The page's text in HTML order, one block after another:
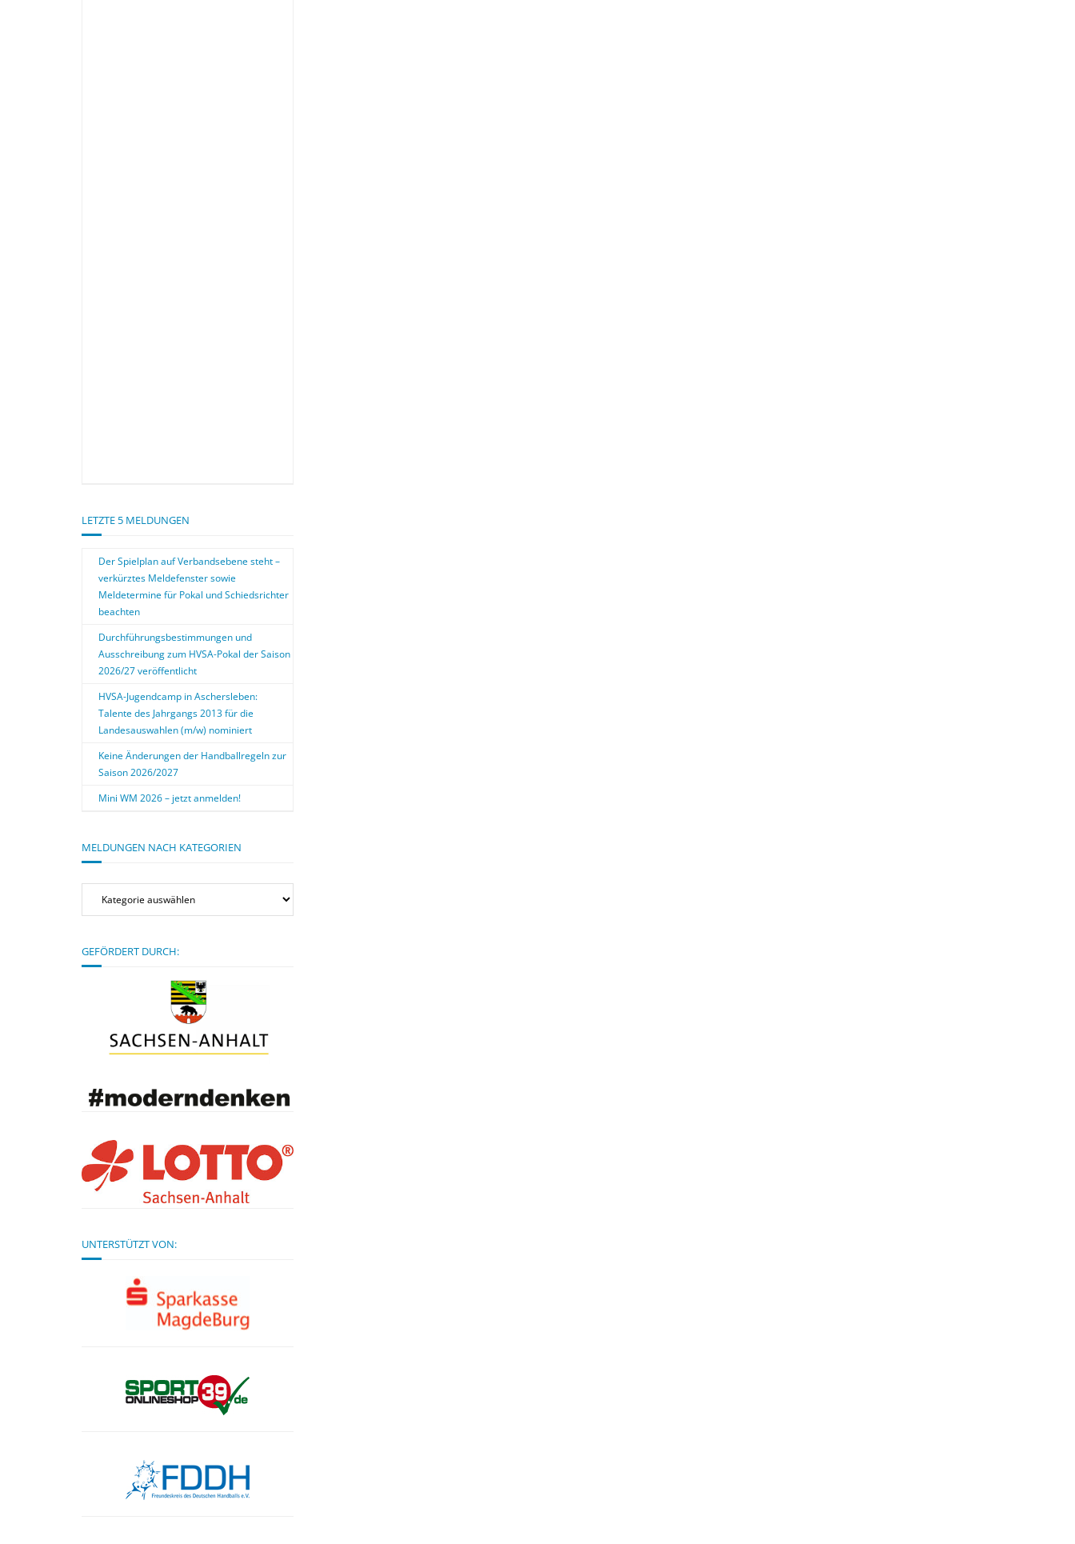
LETZTE 5 MELDUNGEN
Der Spielplan auf Verbandsebene steht –
verkürztes Meldefenster sowie
Meldetermine für Pokal und Schiedsrichter
beachten
Durchführungsbestimmungen und
Ausschreibung zum HVSA-Pokal der Saison
2026/27 veröffentlicht
HVSA-Jugendcamp in Aschersleben:
Talente des Jahrgangs 2013 für die
Landesauswahlen (m/w) nominiert
Keine Änderungen der Handballregeln zur
Saison 2026/2027
Mini WM 2026 – jetzt anmelden!
MELDUNGEN NACH KATEGORIEN
Meldungen
Kategorien
GEFÖRDERT DURCH:
UNTERSTÜTZT VON: